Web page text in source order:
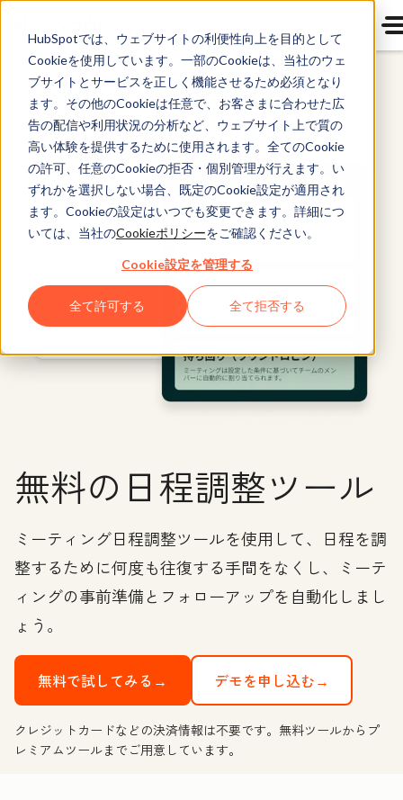
HubSpotでは、ウェブサイトの利便性向上を目的として
Cookieを使用しています。一部のCookieは、当社のウェ
ブサイトとサービスを正しく機能させるため必須となり
ます。その他のCookieは任意で、お客さまに合わせた広
告の配信や利用状況の分析など、ウェブサイト上で質の
高い体験を提供するために使用されます。全てのCookie
の許可、任意のCookieの拒否・個別管理が行えます。い
ずれかを選択しない場合、既定のCookie設定が適用され
ます。Cookieの設定はいつでも変更できます。詳細につ
いては、当社のCookieポリシーをご確認ください。
Cookie設定を管理する
全て許可する 全て拒否する
Sales Hub
無料の日程調整ツール
ミーティング日程調整ツールを使用して、日程を調
整するために何度も往復する手間をなくし、ミーテ
ィングの事前準備とフォローアップを自動化しまし
ょう。
無料で試してみる→ デモを申し込む→
クレジットカードなどの決済情報は不要です。無料ツールからプ
レミアムツールまでご用意しています。